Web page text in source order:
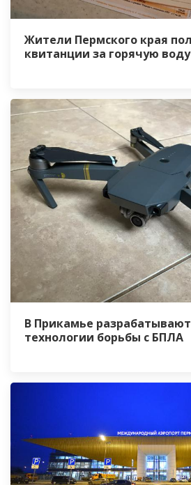
Жители Пермского края
квитанции за горячую
В Прикамье
технологии борьбы с БПЛА